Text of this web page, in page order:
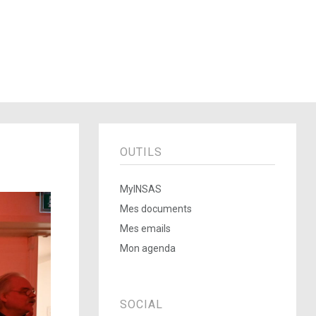
OUTILS
MyINSAS
Mes documents
Mes emails
Mon agenda
SOCIAL